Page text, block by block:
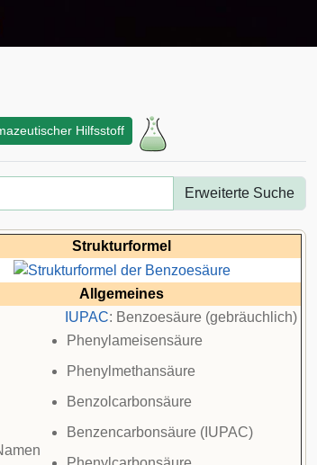
Hilfsstoff
Erweiterte Suche
Strukturformel
Allgemeines
IUPAC: Benzoesäure (gebräuchlich)
Phenylameisensäure
Phenylmethansäure
Benzolcarbonsäure
Benzencarbonsäure (IUPAC)